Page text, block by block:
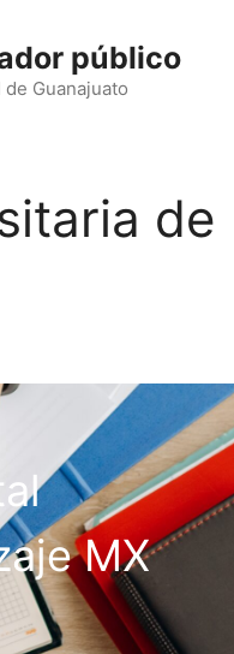
público
Guanajuato
de
MX